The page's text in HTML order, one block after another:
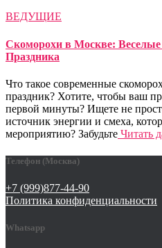
ВЕДУЩИЕ
Скоморохи в Москве:
Праздника
Что такое современные
праздник? Хотите, чтобы ваш
первой минуты? Ищете не
источник энергии и смеха,
мероприятию? Забудьте Читать
Телефон (Москва)
+7 (999)877-44-90
Политика конфиденциальности
Whatsapp